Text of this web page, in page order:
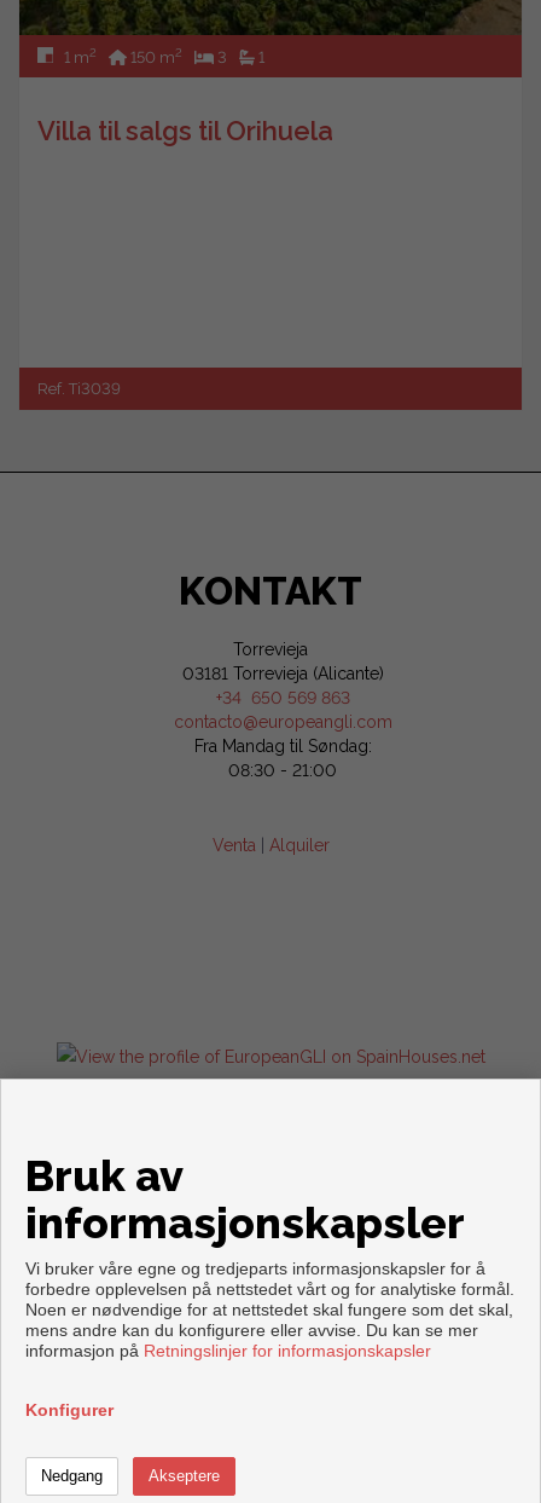
1 m2 150 m2 3 1
Villa til salgs til Orihuela
Ref. Ti3039
KONTAKT
Torrevieja
03181 Torrevieja (Alicante)
+34 650 569 863
contacto@europeangli.com
Fra Mandag til Søndag:
08:30 - 21:00
Venta Alquiler
Flats and houses for sale in Torrevieja
Copyright © 2026. Forbeholdt alle rettigheter.
Aviso legal|personvernpolicy|Cookies policy
Bruk av
informasjonskapsler
Vi bruker våre egne og tredjeparts informasjonskapsler for å
forbedre opplevelsen på nettstedet vårt og for analytiske formål.
Noen er nødvendige for at nettstedet skal fungere som det skal,
mens andre kan du konfigurere eller avvise. Du kan se mer
informasjon på Retningslinjer for informasjonskapsler
Konfigurer